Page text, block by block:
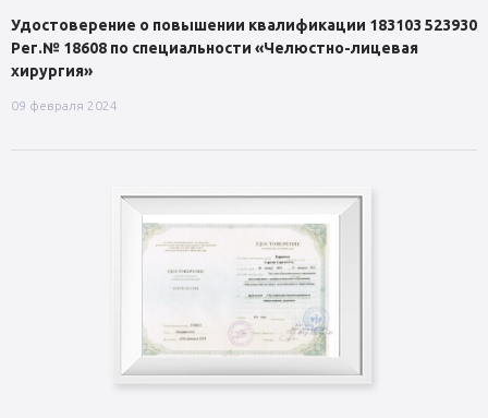
Удостоверение о повышении квалификации 183103 523930
Рег.№ 18608 по специальности «Челюстно-лицевая
хирургия»
09 февраля 2024